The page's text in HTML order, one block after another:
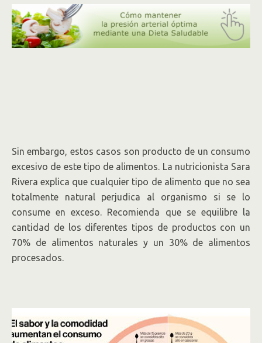
Sin embargo, estos casos son producto de un consumo
excesivo de este tipo de alimentos. La nutricionista Sara
Rivera explica que cualquier tipo de alimento que no sea
totalmente natural perjudica al organismo si se lo
consume en exceso. Recomienda que se equilibre la
cantidad de los diferentes tipos de productos con un
70% de alimentos naturales y un 30% de alimentos
procesados.